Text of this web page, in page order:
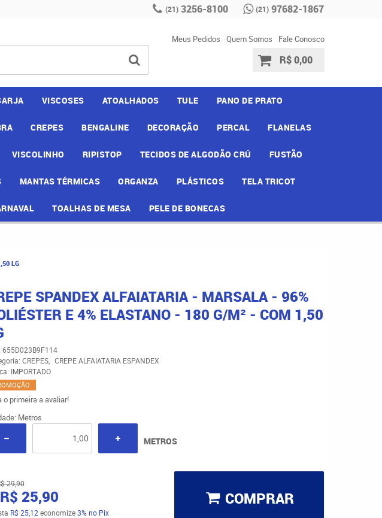
(21) 3256-8100 (21) 97682-1867
Meus Pedidos Quem Somos Fale Conosco
R$ 0,00
VISCOSES ATOALHADOS TULE PANO DE PRATO
CREPES BENGALINE DECORAÇÃO PERCAL FLANELAS
VISCOLINHO RIPISTOP TECIDOS DE ALGODÃO CRÚ FUSTÃO
MANTAS TÉRMICAS ORGANZA PLÁSTICOS TELA TRICOT
TOALHAS DE MESA PELE DE BONECAS
LG
SPANDEX ALFAIATARIA - MARSALA - 96%
E 4% ELASTANO - 180 G/M² - COM 1,50
655D023B9F114
CREPES
CREPE ALFAIATARIA ESPANDEX
IMPORTADO
o primeira a avaliar!
Metros
METROS
29,90
R$ 25,90
R$ 25,12 economize3% no Pix
COMPRAR